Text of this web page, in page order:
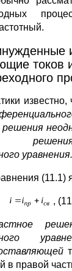
токов
известно,
уравнения.
(11.1)
,
в правой